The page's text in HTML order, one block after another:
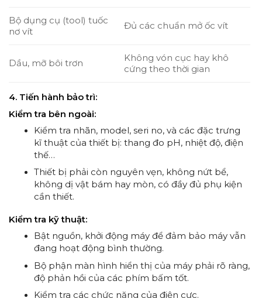
Bộ dụng cụ (tool) tuốc
nơ vít
Đủ các chuẩn mở ốc vít
Dầu, mỡ bôi trơn
Không vón cục hay khô
cứng theo thời gian
4. Tiến hành bảo trì:
Kiểm tra bên ngoài:
Kiểm tra nhãn, model, seri no, và các đặc trưng
kĩ thuật của thiết bị: thang đo pH, nhiệt độ, điện
thế…
Thiết bị phải còn nguyên vẹn, không nứt bể,
không dị vật bám hay mòn, có đầy đủ phụ kiện
cần thiết.
Kiểm tra kỹ thuật:
Bật nguồn, khởi động máy để đảm bảo máy vẫn
đang hoạt động bình thường.
Bộ phận màn hình hiển thị của máy phải rõ ràng,
độ phản hồi của các phím bấm tốt.
Kiểm tra các chức năng của điện cực.